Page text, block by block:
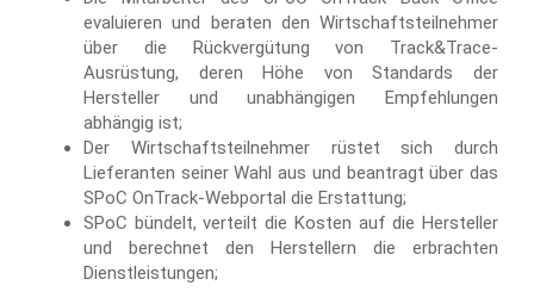
evaluieren und beraten den Wirtschaftsteilnehmer
über die Rückvergütung von Track&Trace-
Ausrüstung, deren Höhe von Standards der
Hersteller und unabhängigen Empfehlungen
abhängig ist;
Der Wirtschaftsteilnehmer rüstet sich durch
Lieferanten seiner Wahl aus und beantragt über das
SPoC OnTrack-Webportal die Erstattung;
SPoC bündelt, verteilt die Kosten auf die Hersteller
und berechnet den Herstellern die erbrachten
Dienstleistungen;